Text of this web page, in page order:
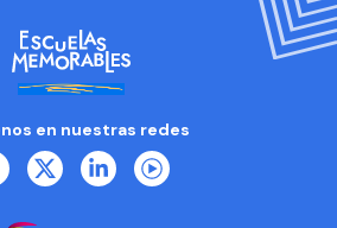
en nuestras redes